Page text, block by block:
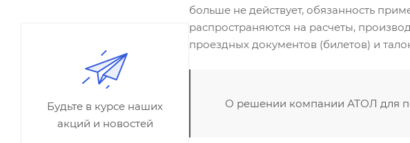
больше не действует, обязанность
распространяются на расчеты,
проездных документов (билетов) и
О решении компании АТОЛ для
Будьте в курсе наших
акций и новостей